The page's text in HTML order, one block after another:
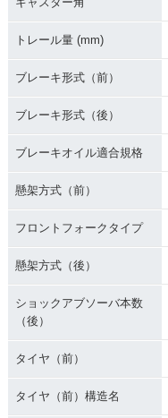
トレール量 (mm)
ブレーキ形式（前）
ブレーキ形式（後）
ブレーキオイル適合規格
懸架方式（前）
フロントフォークタイプ
懸架方式（後）
ショックアブソーバ本数
（後）
タイヤ（前）
タイヤ（前）構造名